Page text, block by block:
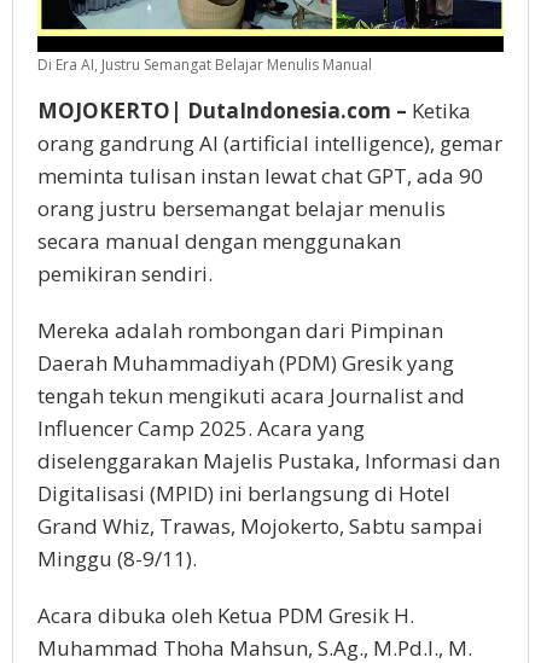
Di Era AI, Justru Semangat Belajar Menulis Manual
MOJOKERTO| DutaIndonesia.com – Ketika
orang gandrung AI (artificial intelligence), gemar
meminta tulisan instan lewat chat GPT, ada 90
orang justru bersemangat belajar menulis
secara manual dengan menggunakan
pemikiran sendiri.
Mereka adalah rombongan dari Pimpinan
Daerah Muhammadiyah (PDM) Gresik yang
tengah tekun mengikuti acara Journalist and
Influencer Camp 2025. Acara yang
diselenggarakan Majelis Pustaka, Informasi dan
Digitalisasi (MPID) ini berlangsung di Hotel
Grand Whiz, Trawas, Mojokerto, Sabtu sampai
Minggu (8-9/11).
Acara dibuka oleh Ketua PDM Gresik H.
Muhammad Thoha Mahsun, S.Ag., M.Pd.I., M.